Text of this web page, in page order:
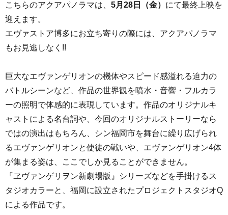
こちらのアクアパノラマは、 5月28日（金） にて最終上映を
迎えます。
エヴァストア博多にお立ち寄りの際には、アクアパノラマ
もお見逃しなく!!
巨大なエヴァンゲリオンの機体やスピード感溢れる迫力の
バトルシーンなど、作品の世界観を噴水・音響・フルカラ
ーの照明で体感的に表現しています。作品のオリジナルキ
ャストによる名台詞や、今回のオリジナルストーリーなら
ではの演出はもちろん、シン福岡市を舞台に繰り広げられ
るエヴァンゲリオンと使徒の戦いや、エヴァンゲリオン4体
が集まる姿は、ここでしか見ることができません。
『ヱヴァンゲリヲン新劇場版』シリーズなどを手掛けるス
タジオカラーと、福岡に設立されたプロジェクトスタジオQ
による作品です。